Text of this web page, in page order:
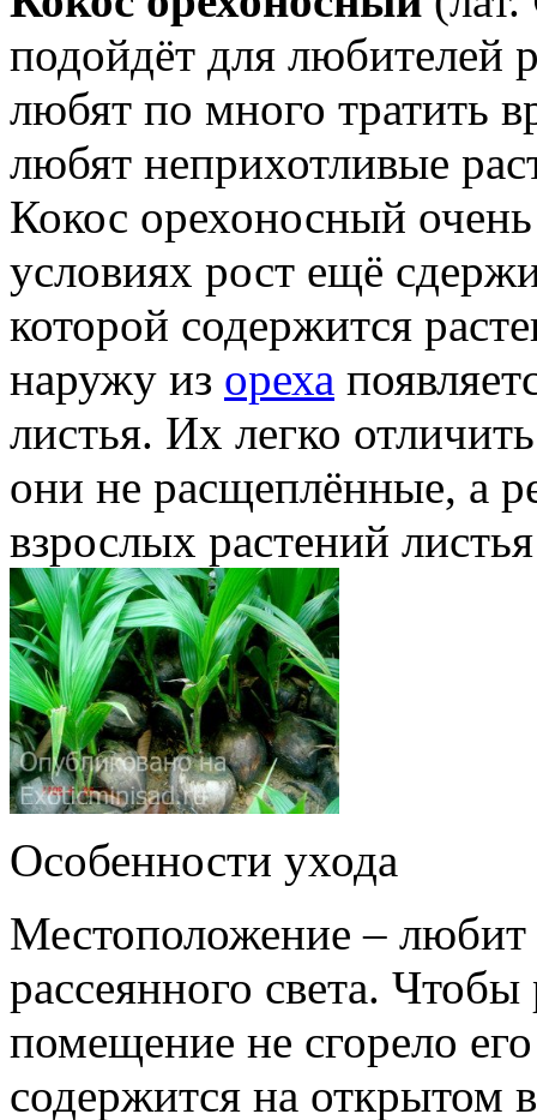
подойдёт для любителей
любят по много тратить
любят неприхотливые
Кокос орехоносный очень
условиях рост ещё
которой содержится
наружу из ореха
листья. Их легко
они не расщеплённые, а
взрослых растений
Особенности ухода
Местоположение – любит
рассеянного света.
помещение не сгорело
содержится на открытом